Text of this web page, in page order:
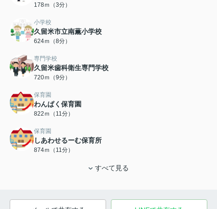
178ｍ（3分）
小学校
久留米市立南薫小学校
624ｍ（8分）
専門学校
久留米歯科衛生専門学校
720ｍ（9分）
保育園
わんぱく保育園
822ｍ（11分）
保育園
しあわせるーむ保育所
874ｍ（11分）
すべて見る